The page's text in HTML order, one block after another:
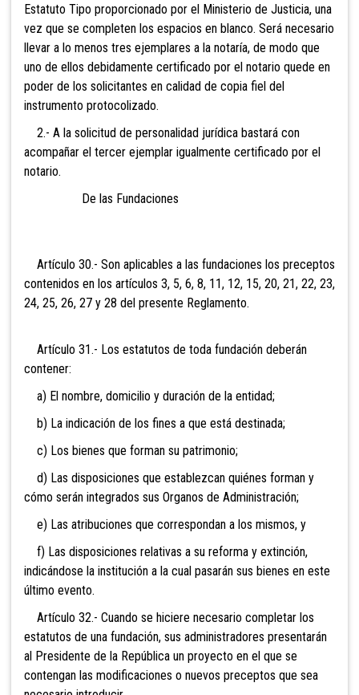
Estatuto Tipo proporcionado por el Ministerio de Justicia, una
vez que se completen los espacios en blanco. Será necesario
llevar a lo menos tres ejemplares a la notaría, de modo que
uno de ellos debidamente certificado por el notario quede en
poder de los solicitantes en calidad de copia fiel del
instrumento protocolizado.
2.- A la solicitud de personalidad jurídica bastará con
acompañar el tercer ejemplar igualmente certificado por el
notario.
De las Fundaciones
Artículo 30.- Son aplicables a las fundaciones los preceptos
contenidos en los artículos 3, 5, 6, 8, 11, 12, 15, 20, 21, 22, 23,
24, 25, 26, 27 y 28 del presente Reglamento.
Artículo 31.- Los estatutos de toda fundación deberán
contener:
a) El nombre, domicilio y duración de la entidad;
b) La indicación de los fines a que está destinada;
c) Los bienes que forman su patrimonio;
d) Las disposiciones que establezcan quiénes forman y
cómo serán integrados sus Organos de Administración;
e) Las atribuciones que correspondan a los mismos, y
f) Las disposiciones relativas a su reforma y extinción,
indicándose la institución a la cual pasarán sus bienes en este
último evento.
Artículo 32.- Cuando se hiciere necesario completar los
estatutos de una fundación, sus administradores presentarán
al Presidente de la República un proyecto en el que se
contengan las modificaciones o nuevos preceptos que sea